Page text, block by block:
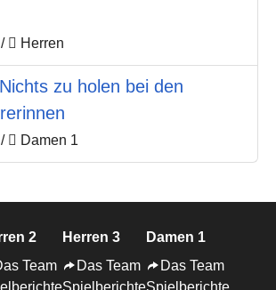
/ Herren
zu holen bei den
/ Damen 1
2
Team
Herren 3
Das Team
Spielberichte
Damen 1
Das Team
Spielberichte